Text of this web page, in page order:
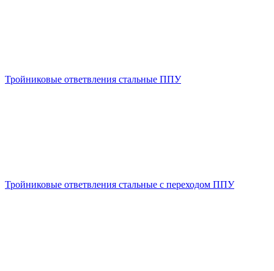
Тройниковые ответвления стальные ППУ
Тройниковые ответвления стальные с переходом ППУ